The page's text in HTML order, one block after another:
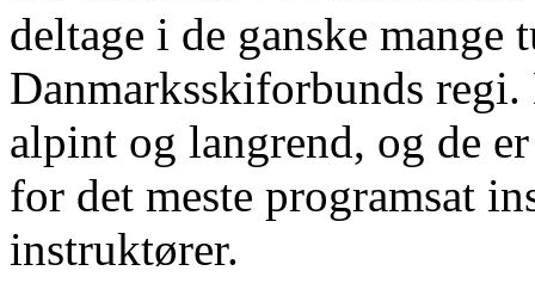
deltage i de ganske mange
Danmarksskiforbunds regi.
alpint og langrend, og de
for det meste programsat
instruktører.